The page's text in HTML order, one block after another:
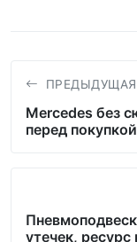
ПРЕДЫДУЩАЯ
Mercedes без
перед
утечек,